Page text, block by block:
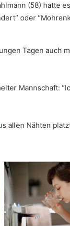
(58) hatte
oder
Tagen auch
Mannschaft:
allen Nähten